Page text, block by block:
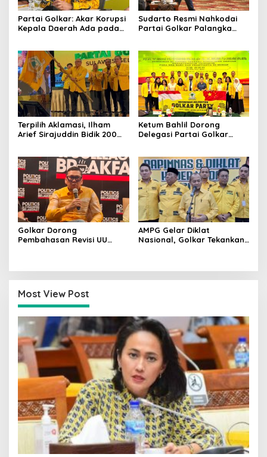
Partai Golkar: Akar Korupsi
Kepala Daerah Ada pada
Sudarto Resmi Nahkodai
Partai Golkar Palangka
Dipercaya Rakyat
Terpilih Aklamasi, Ilham
Arief Sirajuddin Bidik 200
Ketum Bahlil Dorong
Delegasi Partai Golkar
Hingga Industrialisasi dari
China
Golkar Dorong
Pembahasan Revisi UU
AMPG Gelar Diklat
Nasional, Golkar Tekankan
Most View Post